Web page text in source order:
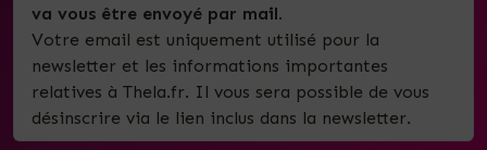
va vous être envoyé par mail.
Votre email est uniquement utilisé pour la
newsletter et les informations importantes
relatives à Thela.fr. Il vous sera possible de vous
désinscrire via le lien inclus dans la newsletter.